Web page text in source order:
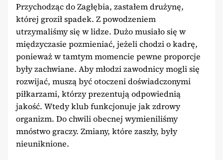
Przychodząc do Zagłębia, zastałem drużynę,
której groził spadek. Z powodzeniem
utrzymaliśmy się w lidze. Dużo musiało się w
międzyczasie pozmieniać, jeżeli chodzi o kadrę,
ponieważ w tamtym momencie pewne proporcje
były zachwiane. Aby młodzi zawodnicy mogli się
rozwijać, muszą być otoczeni doświadczonymi
piłkarzami, którzy prezentują odpowiednią
jakość. Wtedy klub funkcjonuje jak zdrowy
organizm. Do chwili obecnej wymieniliśmy
mnóstwo graczy. Zmiany, które zaszły, były
nieuniknione.